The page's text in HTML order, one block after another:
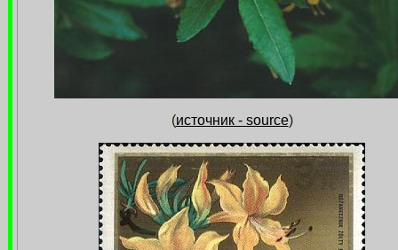
(источник - source)